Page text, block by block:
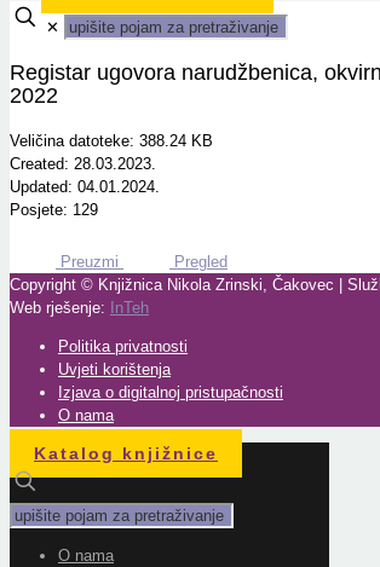
✕
Registar ugovora narudžbenica,
2022
Veličina datoteke: 388.24 KB
Created: 28.03.2023.
Updated: 04.01.2024.
Posjete: 129
Preuzmi
Pregled
Copyright © Knjižnica Nikola Zrinski, Čakovec |
Web rješenje:
InTeh
Politika privatnosti
Uvjeti korištenja
Izjava o digitalnoj pristupačnosti
O nama
Katalog knjižnice
O nama